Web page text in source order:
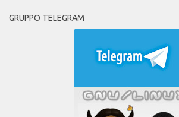
GRUPPO TELEGRAM